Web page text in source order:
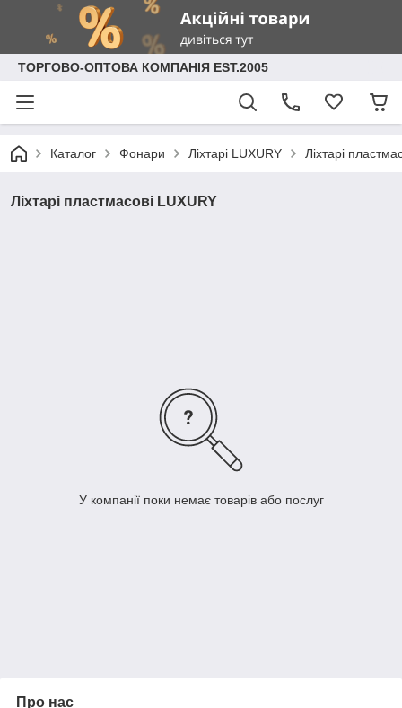
ТОРГОВО-ОПТОВА КОМПАНІЯ EST.2005
Каталог Фонари Ліхтарі LUXURY Ліхтарі
Ліхтарі пластмасові LUXURY
У компанії поки немає товарів або послуг
Про нас